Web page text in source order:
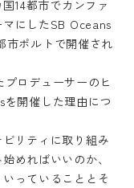
14都市でカンファ
にしたSB Oceans
市ポルトで開催され
ロデューサーのヒ
開催した理由につ
リティに取り組み
めればいいのか、
っていることとそ